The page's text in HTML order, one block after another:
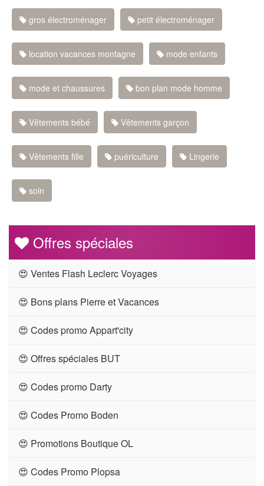
gros électroménager petit électroménager
location vacances montagne mode enfants
mode et chaussures bon plan mode homme
Vêtements bébé Vêtements garçon
Vêtements fille puériculture Lingerie
soin
Offres spéciales
😍 Ventes Flash Leclerc Voyages
😍 Bons plans Pierre et Vacances
😍 Codes promo Appart'city
😍 Offres spéciales BUT
😍 Codes promo Darty
😍 Codes Promo Boden
😍 Promotions Boutique OL
😍 Codes Promo Plopsa